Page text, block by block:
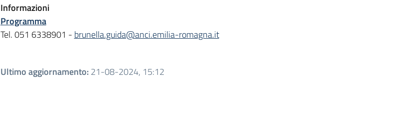
Informazioni
Programma
Tel. 051 6338901 - brunella.guida@anci.emilia-romagna.it
Ultimo aggiornamento:21-08-2024, 15:12